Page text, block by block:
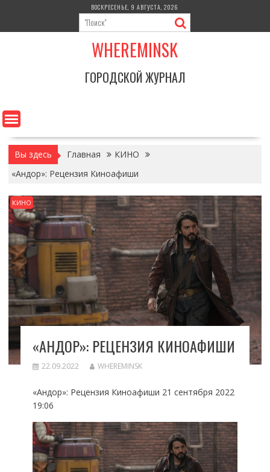
содержимому
ВОСКРЕСЕНЬЕ, 9 АВГУСТА, 2026
WHEREMINSK
ГОРОДСКОЙ ЖУРНАЛ
Вы здесь Главная
КИНО
«Андор»: Рецензия Киноафиши
КИНО
«АНДОР»: РЕЦЕНЗИЯ КИНОАФИШИ
22.09.2022 WHEREMINSK
«Андор»: Рецензия Киноафиши 21 сентября 2022
19:06